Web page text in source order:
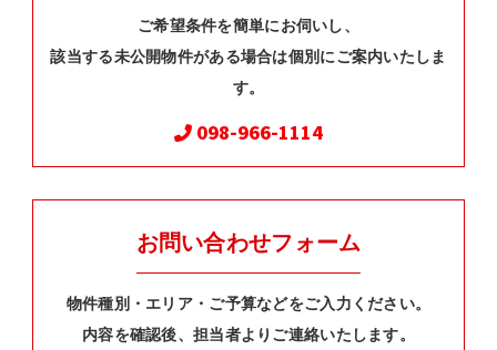
ご希望条件を簡単にお伺いし、
該当する未公開物件がある場合は個別にご案内いたしま
す。
098-966-1114
お問い合わせフォーム
物件種別・エリア・ご予算などをご入力ください。
内容を確認後、担当者よりご連絡いたします。